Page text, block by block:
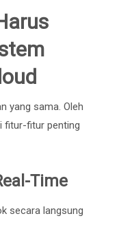
yang sama. Oleh
fitur-fitur penting
Time
secara langsung